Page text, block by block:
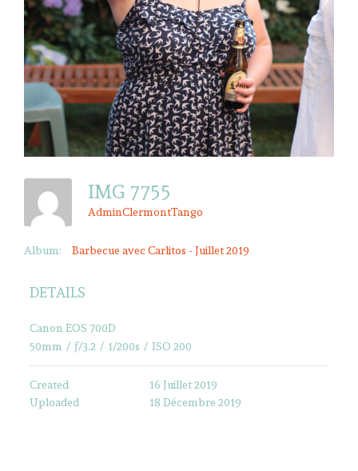
IMG 7755
AdminClermontTango
Album: Barbecue avec Carlitos - Juillet 2019
DETAILS
Canon EOS 700D
50mm / ƒ/3.2 / 1/200s / ISO 200
Created
16 Juillet 2019
Uploaded
18 Décembre 2019